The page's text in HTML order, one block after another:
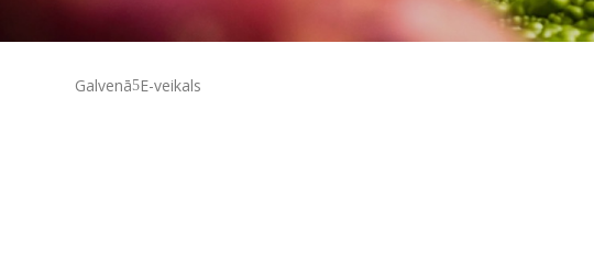
Galvenā E-veikals